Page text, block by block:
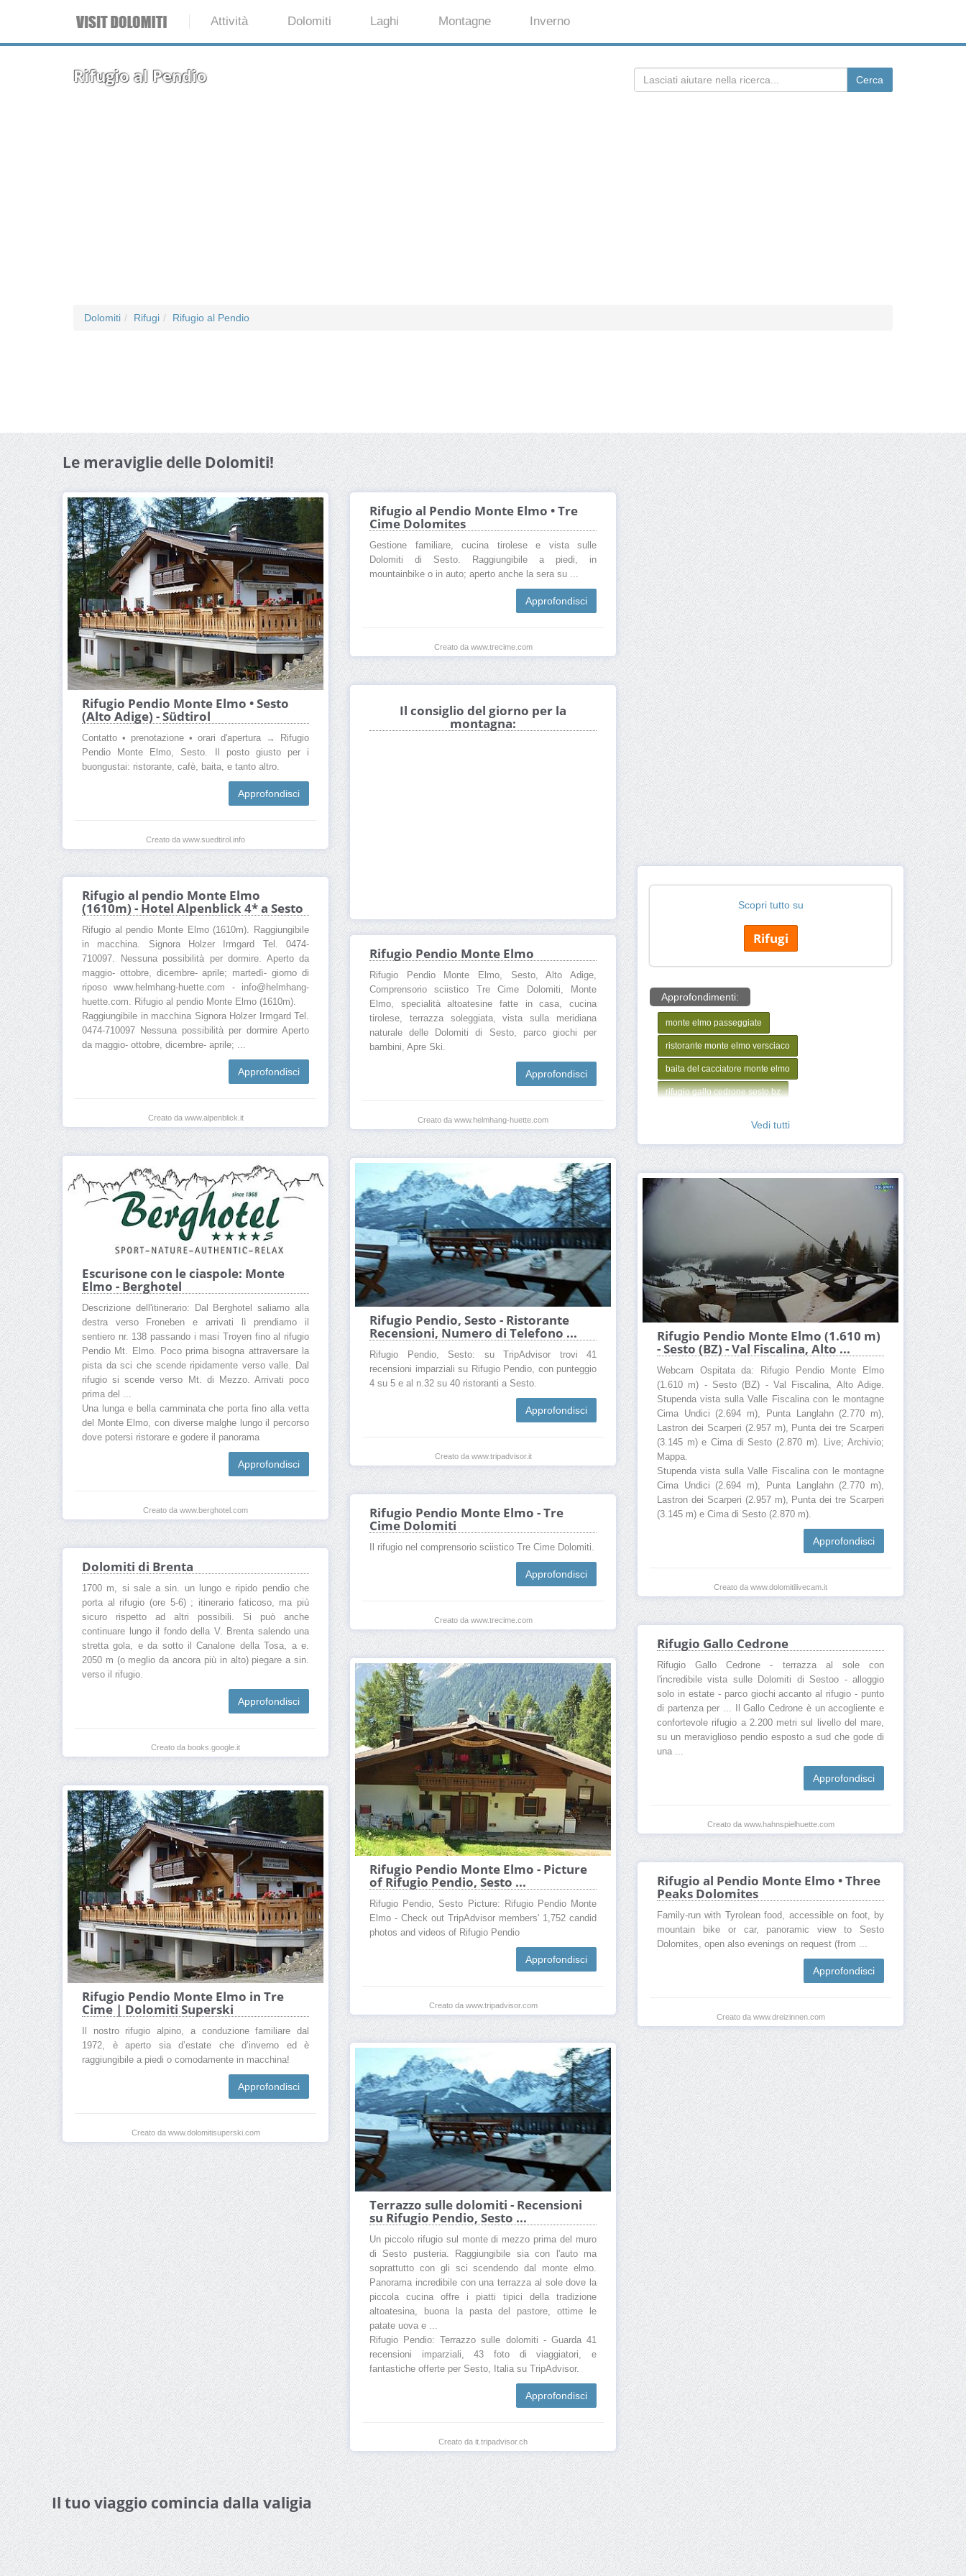
Attività Dolomiti Laghi Montagne Inverno
Rifugio al Pendio
Dolomiti Rifugi Rifugio al Pendio
Le meraviglie delle Dolomiti!
Rifugio Pendio Monte Elmo • Sesto
(Alto Adige) - Südtirol
Contatto • prenotazione • orari d'apertura → Rifugio
Pendio Monte Elmo, Sesto. Il posto giusto per i
buongustai: ristorante, cafè, baita, e tanto altro.
Approfondisci
Creato da www.suedtirol.info
Rifugio al Pendio Monte Elmo • Tre
Cime Dolomites
Gestione familiare, cucina tirolese e vista sulle
Dolomiti di Sesto. Raggiungibile a piedi, in
mountainbike o in auto; aperto anche la sera su ...
Approfondisci
Creato da www.trecime.com
Scopri tutto su
Rifugi
Approfondimenti:
monte elmo passeggiate
ristorante monte elmo versciaco
baita del cacciatore monte elmo
rifugio gallo cedrone sesto bz
Vedi tutti
Il consiglio del giorno per la
montagna:
Rifugio al pendio Monte Elmo
(1610m) - Hotel Alpenblick 4* a Sesto
Rifugio al pendio Monte Elmo (1610m). Raggiungibile
in macchina. Signora Holzer Irmgard Tel. 0474-
710097. Nessuna possibilità per dormire. Aperto da
maggio- ottobre, dicembre- aprile; martedì- giorno di
riposo www.helmhang-huette.com - info@helmhang-
huette.com. Rifugio al pendio Monte Elmo (1610m).
Raggiungibile in macchina Signora Holzer Irmgard Tel.
0474-710097 Nessuna possibilità per dormire Aperto
da maggio- ottobre, dicembre- aprile; ...
Approfondisci
Creato da www.alpenblick.it
Rifugio Pendio Monte Elmo
Rifugio Pendio Monte Elmo, Sesto, Alto Adige,
Comprensorio sciistico Tre Cime Dolomiti, Monte
Elmo, specialità altoatesine fatte in casa, cucina
tirolese, terrazza soleggiata, vista sulla meridiana
naturale delle Dolomiti di Sesto, parco giochi per
bambini, Apre Ski.
Approfondisci
Creato da www.helmhang-huette.com
Escurisone con le ciaspole: Monte
Elmo - Berghotel
Descrizione dell'itinerario: Dal Berghotel saliamo alla
destra verso Froneben e arrivati lì prendiamo il
sentiero nr. 138 passando i masi Troyen fino al rifugio
Pendio Mt. Elmo. Poco prima bisogna attraversare la
pista da sci che scende ripidamente verso valle. Dal
rifugio si scende verso Mt. di Mezzo. Arrivati poco
prima del ...
Una lunga e bella camminata che porta fino alla vetta
del Monte Elmo, con diverse malghe lungo il percorso
dove potersi ristorare e godere il panorama
Approfondisci
Creato da www.berghotel.com
Rifugio Pendio, Sesto - Ristorante
Recensioni, Numero di Telefono ...
Rifugio Pendio, Sesto: su TripAdvisor trovi 41
recensioni imparziali su Rifugio Pendio, con punteggio
4 su 5 e al n.32 su 40 ristoranti a Sesto.
Approfondisci
Creato da www.tripadvisor.it
Rifugio Pendio Monte Elmo (1.610 m)
- Sesto (BZ) - Val Fiscalina, Alto ...
Webcam Ospitata da: Rifugio Pendio Monte Elmo
(1.610 m) - Sesto (BZ) - Val Fiscalina, Alto Adige.
Stupenda vista sulla Valle Fiscalina con le montagne
Cima Undici (2.694 m), Punta Langlahn (2.770 m),
Lastron dei Scarperi (2.957 m), Punta dei tre Scarperi
(3.145 m) e Cima di Sesto (2.870 m). Live; Archivio;
Mappa.
Stupenda vista sulla Valle Fiscalina con le montagne
Cima Undici (2.694 m), Punta Langlahn (2.770 m),
Lastron dei Scarperi (2.957 m), Punta dei tre Scarperi
(3.145 m) e Cima di Sesto (2.870 m).
Approfondisci
Creato da www.dolomitilivecam.it
Rifugio Pendio Monte Elmo - Tre
Cime Dolomiti
Il rifugio nel comprensorio sciistico Tre Cime Dolomiti.
Approfondisci
Creato da www.trecime.com
Dolomiti di Brenta
1700 m, si sale a sin. un lungo e ripido pendio che
porta al rifugio (ore 5-6) ; itinerario faticoso, ma più
sicuro rispetto ad altri possibili. Si può anche
continuare lungo il fondo della V. Brenta salendo una
stretta gola, e da sotto il Canalone della Tosa, a e.
2050 m (o meglio da ancora più in alto) piegare a sin.
verso il rifugio.
Approfondisci
Creato da books.google.it
Rifugio Gallo Cedrone
Rifugio Gallo Cedrone - terrazza al sole con
l'incredibile vista sulle Dolomiti di Sestoo - alloggio
solo in estate - parco giochi accanto al rifugio - punto
di partenza per ... Il Gallo Cedrone è un accogliente e
confortevole rifugio a 2.200 metri sul livello del mare,
su un meraviglioso pendio esposto a sud che gode di
una ...
Approfondisci
Creato da www.hahnspielhuette.com
Rifugio Pendio Monte Elmo - Picture
of Rifugio Pendio, Sesto ...
Rifugio Pendio, Sesto Picture: Rifugio Pendio Monte
Elmo - Check out TripAdvisor members' 1,752 candid
photos and videos of Rifugio Pendio
Approfondisci
Creato da www.tripadvisor.com
Rifugio Pendio Monte Elmo in Tre
Cime | Dolomiti Superski
Il nostro rifugio alpino, a conduzione familiare dal
1972, è aperto sia d’estate che d’inverno ed è
raggiungibile a piedi o comodamente in macchina!
Approfondisci
Creato da www.dolomitisuperski.com
Rifugio al Pendio Monte Elmo • Three
Peaks Dolomites
Family-run with Tyrolean food, accessible on foot, by
mountain bike or car, panoramic view to Sesto
Dolomites, open also evenings on request (from ...
Approfondisci
Creato da www.dreizinnen.com
Terrazzo sulle dolomiti - Recensioni
su Rifugio Pendio, Sesto ...
Un piccolo rifugio sul monte di mezzo prima del muro
di Sesto pusteria. Raggiungibile sia con l'auto ma
soprattutto con gli sci scendendo dal monte elmo.
Panorama incredibile con una terrazza al sole dove la
piccola cucina offre i piatti tipici della tradizione
altoatesina, buona la pasta del pastore, ottime le
patate uova e ...
Rifugio Pendio: Terrazzo sulle dolomiti - Guarda 41
recensioni imparziali, 43 foto di viaggiatori, e
fantastiche offerte per Sesto, Italia su TripAdvisor.
Approfondisci
Creato da it.tripadvisor.ch
Il tuo viaggio comincia dalla valigia